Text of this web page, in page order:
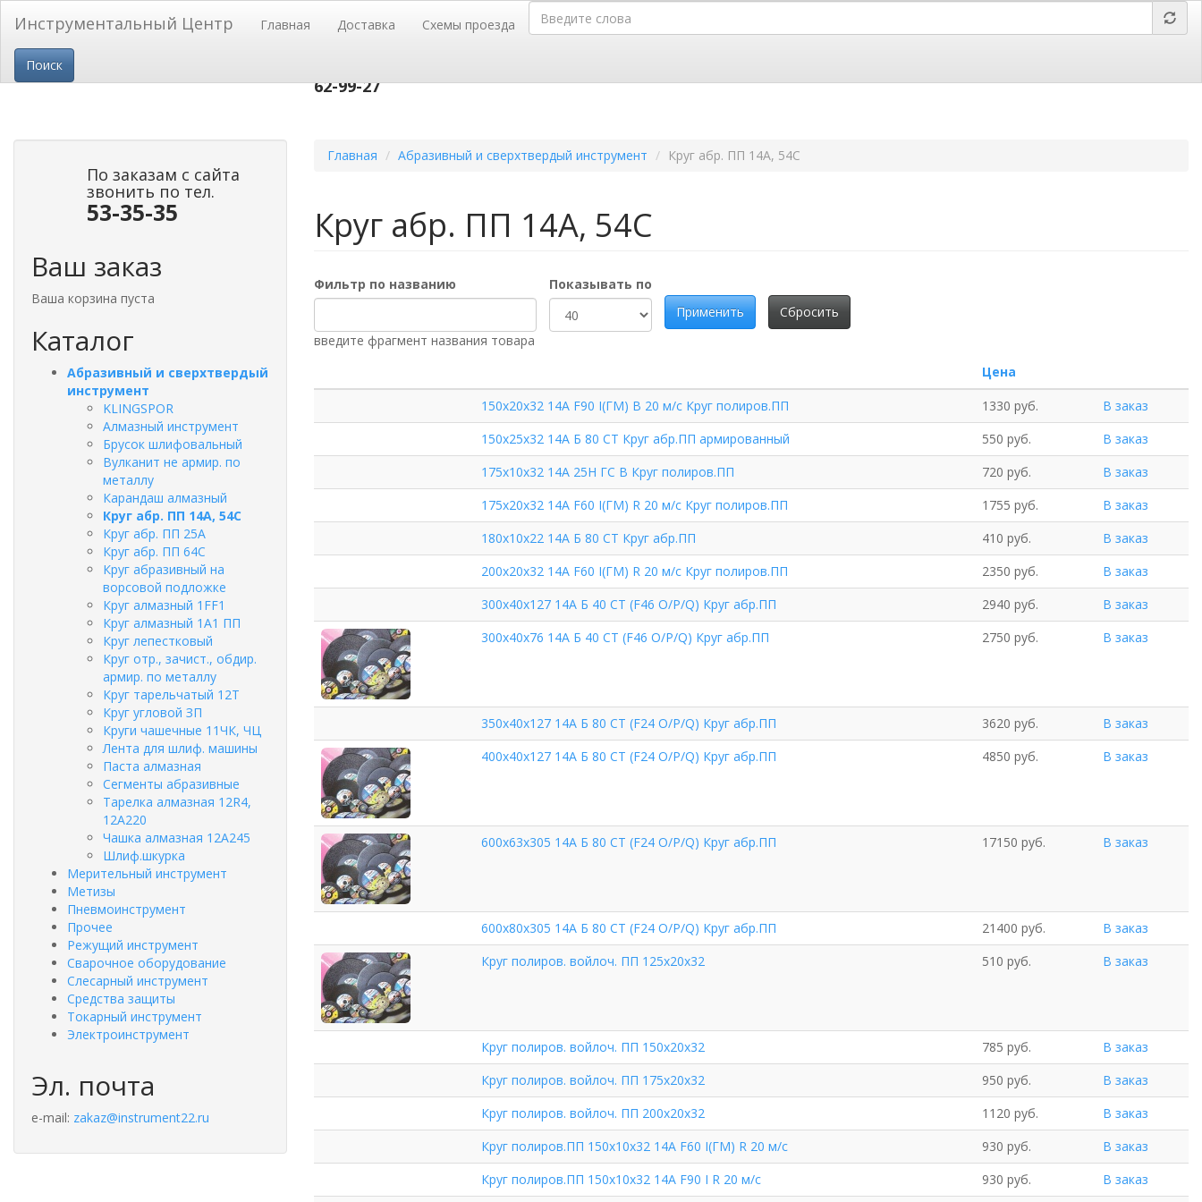
Инструментальный Центр Главная Доставка Схемы проезда
Введите слова
Поиск
г. Барнаул,
62-99-27
г. Барнаул,
Отправить заявку,
По заказам с сайта
звонить по тел.
53-35-35
Ваш заказ
Ваша корзина пуста
Каталог
Абразивный и сверхтвердый
инструмент
KLINGSPOR
Алмазный инструмент
Брусок шлифовальный
Вулканит не армир. по
металлу
Карандаш алмазный
Круг абр. ПП 14А, 54С
Круг абр. ПП 25А
Круг абр. ПП 64С
Круг абразивный на
ворсовой подложке
Круг алмазный 1FF1
Круг алмазный 1А1 ПП
Круг лепестковый
Круг отр., зачист., обдир.
армир. по металлу
Круг тарельчатый 12Т
Круг угловой ЗП
Круги чашечные 11ЧК, ЧЦ
Лента для шлиф. машины
Паста алмазная
Сегменты абразивные
Тарелка алмазная 12R4,
12А220
Чашка алмазная 12А245
Шлиф.шкурка
Мерительный инструмент
Метизы
Пневмоинструмент
Прочее
Режущий инструмент
Сварочное оборудование
Слесарный инструмент
Средства защиты
Токарный инструмент
Электроинструмент
Эл. почта
e-mail: zakaz@instrument22.ru
Главная Абразивный и сверхтвердый инструмент Круг абр. ПП 14А, 54С
Круг абр. ПП 14А, 54С
Фильтр по названию
введите фрагмент названия товара
Показывать по
Применить
Сбросить
Цена
150х20х32 14А F90 I(ГМ) В 20 м/с Круг полиров.ПП
1330 руб.
В заказ
150х25х32 14А Б 80 СТ Круг абр.ПП армированный
550 руб.
В заказ
175х10х32 14А 25Н ГС В Круг полиров.ПП
720 руб.
В заказ
175х20х32 14А F60 I(ГМ) R 20 м/с Круг полиров.ПП
1755 руб.
В заказ
180х10х22 14А Б 80 СТ Круг абр.ПП
410 руб.
В заказ
200х20х32 14А F60 I(ГМ) R 20 м/с Круг полиров.ПП
2350 руб.
В заказ
300х40х127 14А Б 40 СТ (F46 O/P/Q) Круг абр.ПП
2940 руб.
В заказ
300х40х76 14А Б 40 СТ (F46 O/P/Q) Круг абр.ПП
2750 руб. В заказ
350х40х127 14А Б 80 СТ (F24 O/P/Q) Круг абр.ПП 3620 руб.
В заказ
400х40х127 14А Б 80 СТ (F24 O/P/Q) Круг абр.ПП
4850 руб. В заказ
600х63х305 14А Б 80 СТ (F24 O/P/Q) Круг абр.ПП 17150 руб. В заказ
600х80х305 14А Б 80 СТ (F24 O/P/Q) Круг абр.ПП 21400 руб.
В заказ
Круг полиров. войлоч. ПП 125х20х32
510 руб. В заказ
Круг полиров. войлоч. ПП 150х20х32 785 руб.
В заказ
Круг полиров. войлоч. ПП 175х20х32
950 руб.
В заказ
Круг полиров. войлоч. ПП 200х20х32
1120 руб.
В заказ
Круг полиров.ПП 150х10х32 14А F60 I(ГМ) R 20 м/с
930 руб.
В заказ
Круг полиров.ПП 150х10х32 14А F90 I R 20 м/с
930 руб. В заказ